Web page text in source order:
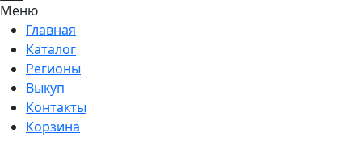
Меню
Главная
Каталог
Регионы
Выкуп
Контакты
Корзина